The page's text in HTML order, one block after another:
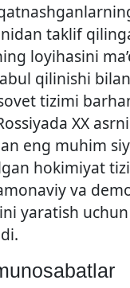
taklif
loyihasini
qilinishi bilan
tizimi
XX
eng muhim
hokimiyat
va
yaratish